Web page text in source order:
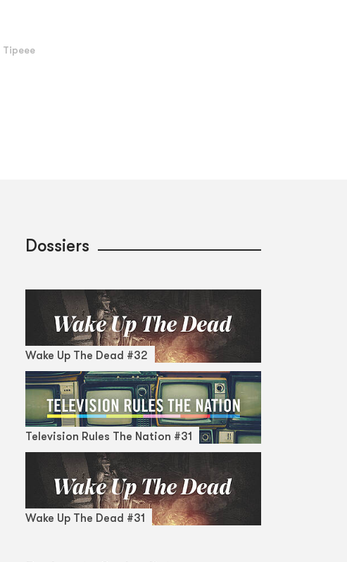
Dossiers
Wake Up The Dead #32
Television Rules The Nation #31
Wake Up The Dead #31